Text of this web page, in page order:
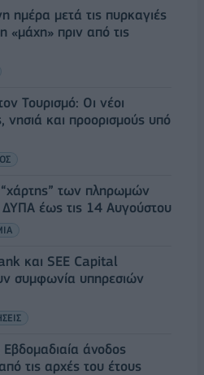
ημέρα μετά τις πυρκαγιές
«μάχη» πριν από τις
Τουρισμό: Οι νέοι
νησιά και προορισμούς υπό
των πληρωμών
έως τις 14 Αυγούστου
και SEE Capital
συμφωνία υπηρεσιών
άνοδος
τις αρχές του έτους